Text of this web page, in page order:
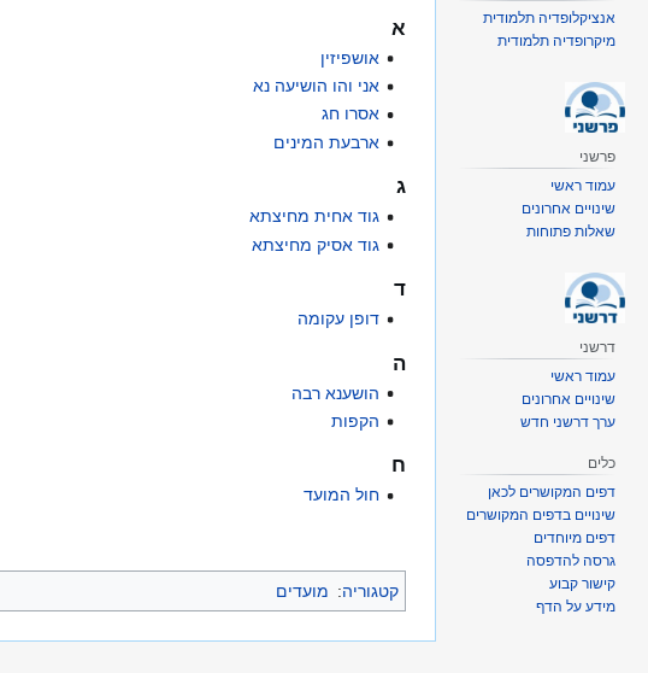
א
אושפיזין
אני והו הושיעה נא
אסרו חג
ארבעת המינים
ג
גוד אחית מחיצתא
גוד אסיק מחיצתא
ד
דופן עקומה
ה
הושענא רבה
הקפות
ח
חול המועד
קטגוריה: מועדים
אנציקלופדיה תלמודית
מיקרופדיה תלמודית
פרשני
עמוד ראשי
שינויים אחרונים
שאלות פתוחות
דרשני
עמוד ראשי
שינויים אחרונים
ערך דרשני חדש
כלים
דפים המקושרים לכאן
שינויים בדפים המקושרים
דפים מיוחדים
גרסה להדפסה
קישור קבוע
מידע על הדף